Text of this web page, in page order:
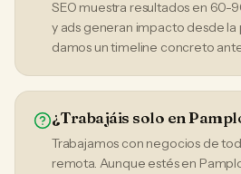
SEO muestra resultados en 60-
y ads generan impacto desde la
damos un timeline concreto
¿Trabajáis solo en
Trabajamos con negocios de
remota. Aunque estés en